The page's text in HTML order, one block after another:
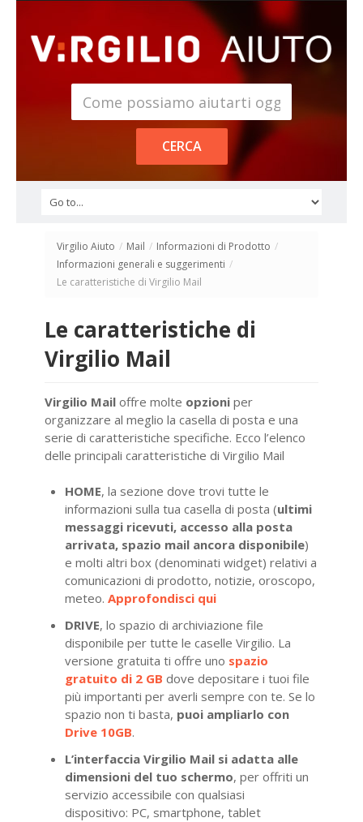
Virgilio Aiuto / Mail / Informazioni di Prodotto /
Informazioni generali e suggerimenti /
Le caratteristiche di Virgilio Mail
Le caratteristiche di
Virgilio Mail
Virgilio Mail offre molte opzioni per
organizzare al meglio la casella di posta e una
serie di caratteristiche specifiche. Ecco l’elenco
delle principali caratteristiche di Virgilio Mail
HOME, la sezione dove trovi tutte le
informazioni sulla tua casella di posta (ultimi
messaggi ricevuti, accesso alla posta
arrivata, spazio mail ancora disponibile)
e molti altri box (denominati widget) relativi a
comunicazioni di prodotto, notizie, oroscopo,
meteo. Approfondisci qui
DRIVE, lo spazio di archiviazione file
disponibile per tutte le caselle Virgilio. La
versione gratuita ti offre uno spazio
gratuito di 2 GB dove depositare i tuoi file
più importanti per averli sempre con te. Se lo
spazio non ti basta, puoi ampliarlo con
Drive 10GB.
L’interfaccia Virgilio Mail si adatta alle
dimensioni del tuo schermo, per offriti un
servizio accessibile con qualsiasi
dispositivo: PC, smartphone, tablet